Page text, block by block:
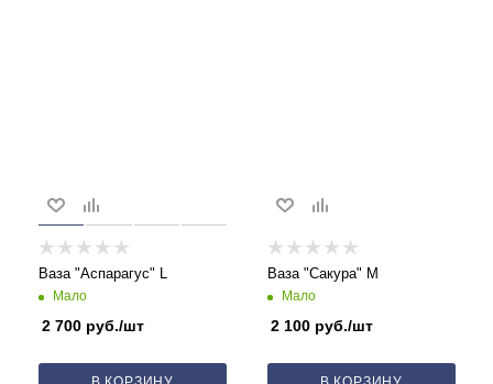
Ваза "Аспарагус" L
Мало
2 700 руб./шт
Ваза "Сакура" M
Мало
2 100 руб./шт